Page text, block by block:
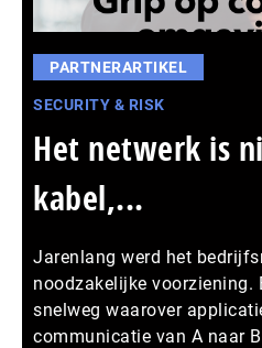
PARTNERARTIKEL
SECURITY & RISK
Het netwerk is
kabel,...
Jarenlang werd het
noodzakelijke voorziening.
snelweg waarover
communicatie van A naar